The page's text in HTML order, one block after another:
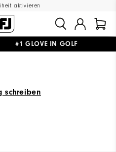
aktivieren
#1 GLOVE IN GOLF
schreiben